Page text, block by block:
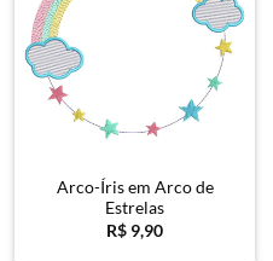
Arco-Íris em Arco de
Estrelas
R$ 9,90